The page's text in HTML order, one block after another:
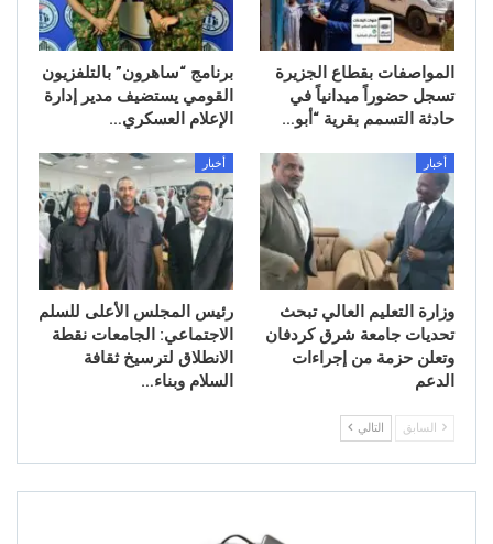
المواصفات بقطاع الجزيرة
تسجل حضوراً ميدانياً في
حادثة التسمم بقرية “أبو…
برنامج “ساهرون” بالتلفزيون
القومي يستضيف مدير إدارة
الإعلام العسكري…
أخبار
وزارة التعليم العالي تبحث
تحديات جامعة شرق كردفان
وتعلن حزمة من إجراءات
الدعم
أخبار
رئيس المجلس الأعلى للسلم
الاجتماعي: الجامعات نقطة
الانطلاق لترسيخ ثقافة
السلام وبناء…
السابق التالي